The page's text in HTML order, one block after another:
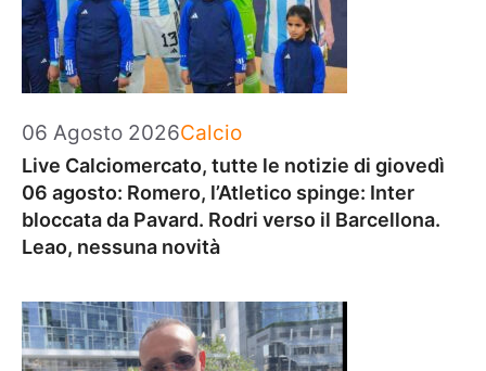
06 Agosto 2026Categorie
Calcio
Live Calciomercato, tutte le notizie di giovedì
06 agosto: Romero, l’Atletico spinge: Inter
bloccata da Pavard. Rodri verso il Barcellona.
Leao, nessuna novità